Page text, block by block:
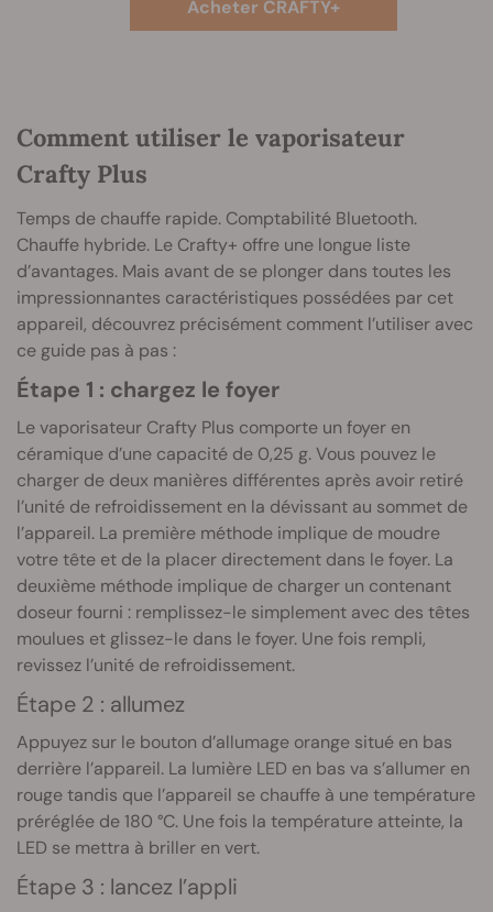
Acheter CRAFTY+
Comment utiliser le vaporisateur
Crafty Plus
Temps de chauffe rapide. Comptabilité Bluetooth.
Chauffe hybride. Le Crafty+ offre une longue liste
d’avantages. Mais avant de se plonger dans toutes les
impressionnantes caractéristiques possédées par cet
appareil, découvrez précisément comment l’utiliser avec
ce guide pas à pas :
Étape 1 : chargez le foyer
Le vaporisateur Crafty Plus comporte un foyer en
céramique d’une capacité de 0,25 g. Vous pouvez le
charger de deux manières différentes après avoir retiré
l’unité de refroidissement en la dévissant au sommet de
l’appareil. La première méthode implique de moudre
votre tête et de la placer directement dans le foyer. La
deuxième méthode implique de charger un contenant
doseur fourni : remplissez-le simplement avec des têtes
moulues et glissez-le dans le foyer. Une fois rempli,
revissez l’unité de refroidissement.
Étape 2 : allumez
Appuyez sur le bouton d’allumage orange situé en bas
derrière l’appareil. La lumière LED en bas va s’allumer en
rouge tandis que l’appareil se chauffe à une température
préréglée de 180 °C. Une fois la température atteinte, la
LED se mettra à briller en vert.
Étape 3 : lancez l’appli